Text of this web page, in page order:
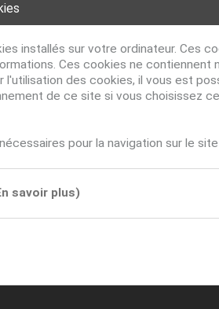
installés sur votre ordinateur. Ces
Ces cookies ne contiennent
des cookies, il vous est
de ce site si vous choisissez
pour la navigation sur le
savoir plus)